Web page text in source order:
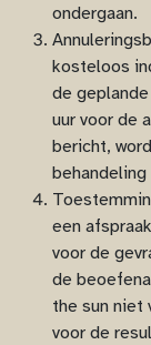
ondergaan.
kosteloos
de
uur voor de
bericht,
een
voor de
de
the sun niet
voor de